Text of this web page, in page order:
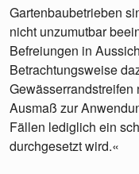
Gartenbaubetrieben
nicht unzumutbar
Befreiungen in
Betrachtungsweise
Gewässerrandstreifen
Ausmaß zur
Fällen lediglich ein
durchgesetzt wird.«